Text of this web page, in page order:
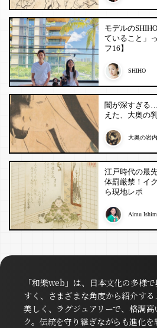
モデルの
ていること」
フ16】
SHIHO
闇が深すぎる
えた、大奥の
大奥の岩内
江戸時代の最
体罰厳禁！イ
ら現地レポ
Aimu
「和樂web」は、日本文化の多様
すく、さまざまな角度から紹介する
美しく、ラグジュアリーで、格調高
ク。伝統を守り継ぎながらも進化